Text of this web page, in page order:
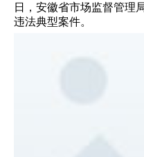
日，安徽省市场监督管理
违法典型案件。